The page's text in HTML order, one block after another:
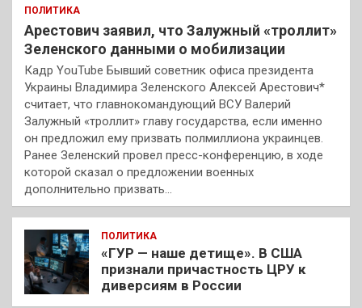
ПОЛИТИКА
Арестович заявил, что Залужный «троллит»
Зеленского данными о мобилизации
Кадр YouTube Бывший советник офиса президента
Украины Владимира Зеленского Алексей Арестович*
считает, что главнокомандующий ВСУ Валерий
Залужный «троллит» главу государства, если именно
он предложил ему призвать полмиллиона украинцев.
Ранее Зеленский провел пресс-конференцию, в ходе
которой сказал о предложении военных
дополнительно призвать…
ПОЛИТИКА
«ГУР — наше детище». В США
признали причастность ЦРУ к
диверсиям в России